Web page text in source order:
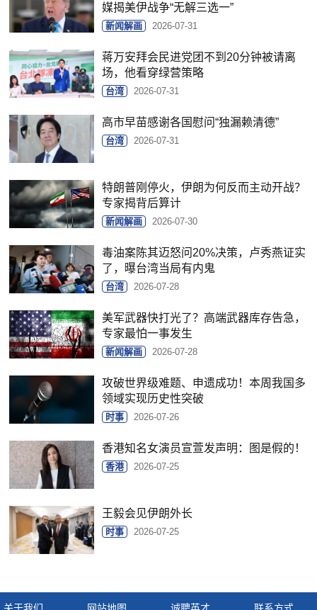
媒揭美伊战争“无解三选一”
新闻解画 2026-07-31
蒋万安拜会民进党团不到20分钟被请离
场，他看穿绿营策略
台湾 2026-07-31
高市早苗感谢各国慰问“独漏赖清德”
台湾 2026-07-31
特朗普刚停火，伊朗为何反而主动开战？
专家揭背后算计
新闻解画 2026-07-30
毒油案陈其迈怒问20%决策，卢秀燕证实
了，曝台湾当局有内鬼
台湾 2026-07-28
美军武器快打光了？高端武器库存告急，
专家最怕一事发生
新闻解画 2026-07-28
攻破世界级难题、申遗成功！本周我国多
领域实现历史性突破
时事 2026-07-26
香港知名女演员宣萱发声明：图是假的！
香港 2026-07-25
王毅会见伊朗外长
时事 2026-07-25